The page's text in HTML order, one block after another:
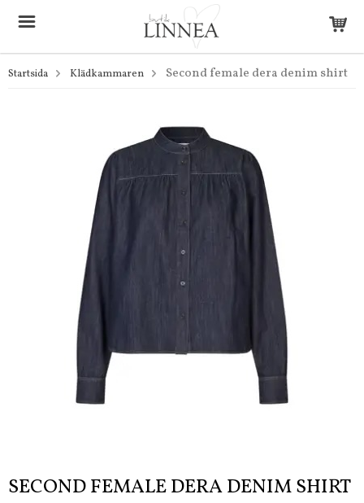
Startsida Klädkammaren Second female dera denim shirt
SECOND FEMALE DERA DENIM SHIRT